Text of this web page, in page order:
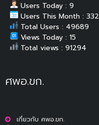
Users Today : 9
Users This Month : 332
Total Users : 49689
Views Today : 15
Total views : 91294
ศพอ.ขก.
เกี่ยวกับ ศพอ.ขก.